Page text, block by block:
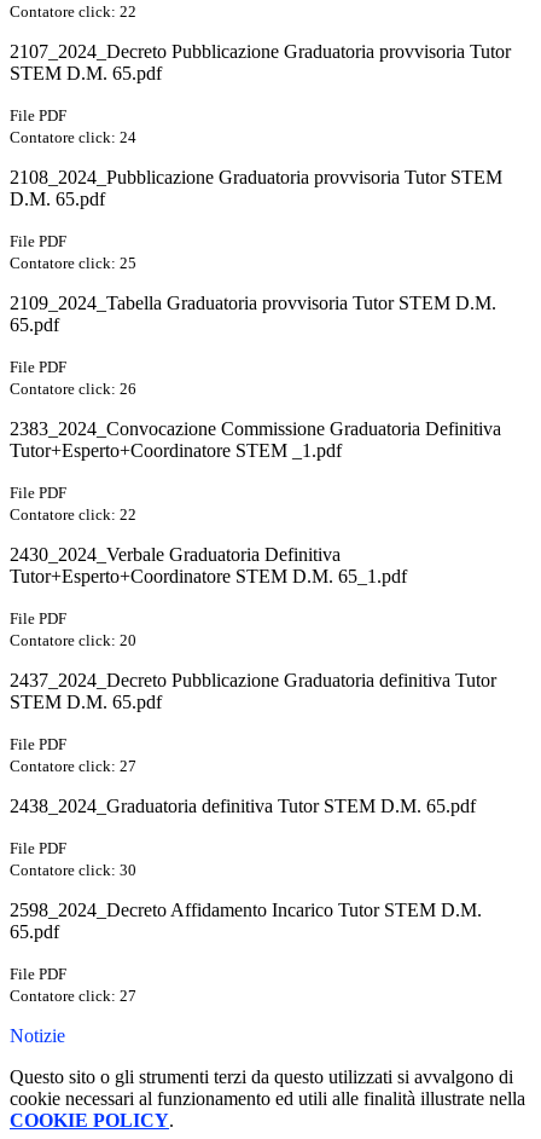
Contatore click: 22
2107_2024_Decreto Pubblicazione Graduatoria provvisoria Tutor
STEM D.M. 65.pdf
File PDF
Contatore click: 24
2108_2024_Pubblicazione Graduatoria provvisoria Tutor STEM
D.M. 65.pdf
File PDF
Contatore click: 25
2109_2024_Tabella Graduatoria provvisoria Tutor STEM D.M.
65.pdf
File PDF
Contatore click: 26
2383_2024_Convocazione Commissione Graduatoria Definitiva
Tutor+Esperto+Coordinatore STEM _1.pdf
File PDF
Contatore click: 22
2430_2024_Verbale Graduatoria Definitiva
Tutor+Esperto+Coordinatore STEM D.M. 65_1.pdf
File PDF
Contatore click: 20
2437_2024_Decreto Pubblicazione Graduatoria definitiva Tutor
STEM D.M. 65.pdf
File PDF
Contatore click: 27
2438_2024_Graduatoria definitiva Tutor STEM D.M. 65.pdf
File PDF
Contatore click: 30
2598_2024_Decreto Affidamento Incarico Tutor STEM D.M.
65.pdf
File PDF
Contatore click: 27
Notizie
Questo sito o gli strumenti terzi da questo utilizzati si avvalgono di
cookie necessari al funzionamento ed utili alle finalità illustrate nella
COOKIE POLICY.